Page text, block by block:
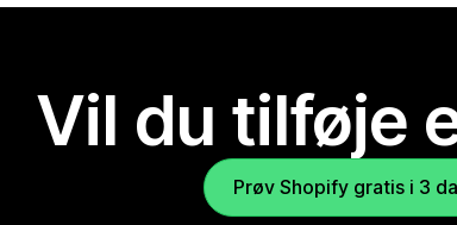
Vil du tilføje
Prøv Shopify gratis i 3